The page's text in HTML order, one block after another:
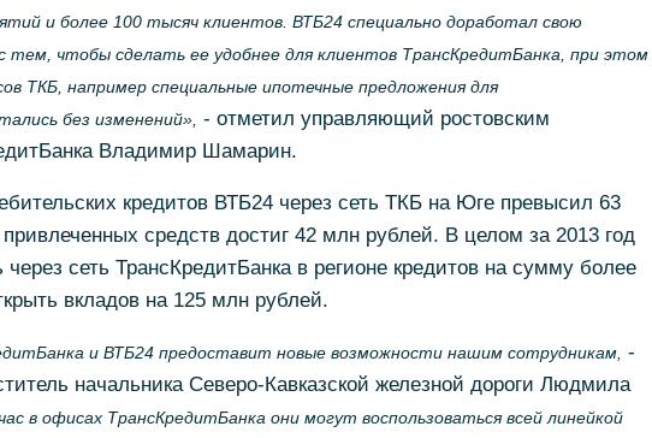
и более 100 тысяч клиентов. ВТБ24 специально доработал свою
тем, чтобы сделать ее удобнее для клиентов ТрансКредитБанка, при этом
ТКБ, например специальные ипотечные предложения для
без изменений», - отметил управляющий ростовским
Владимир Шамарин.
кредитов ВТБ24 через сеть ТКБ на Юге превысил 63
средств достиг 42 млн рублей. В целом за 2013 год
через сеть ТрансКредитБанка в регионе кредитов на сумму более
вкладов на 125 млн рублей.
и ВТБ24 предоставит новые возможности нашим сотрудникам, -
начальника Северо-Кавказской железной дороги Людмила
в офисах ТрансКредитБанка они могут воспользоваться всей линейкой